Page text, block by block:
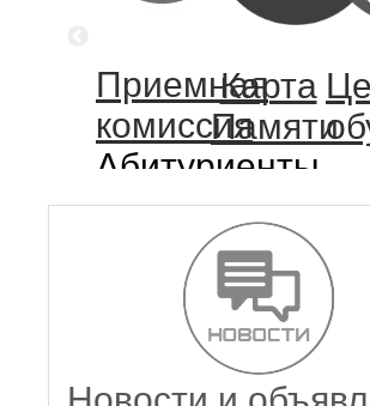
Приемная
комиссия
Абитуриенты,
вам
сюда!
Карта
Памяти